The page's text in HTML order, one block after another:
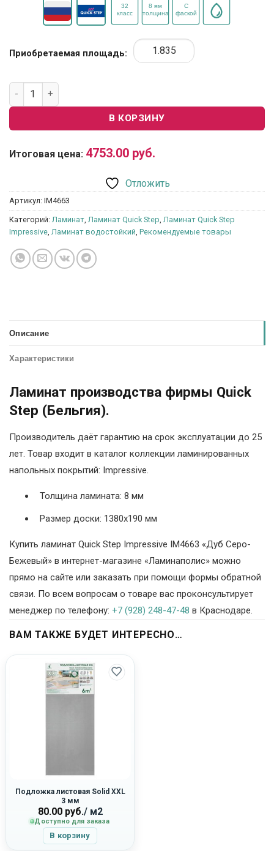
Приобретаемая площадь:
Количество товара Ламинат Quick Step Impressive
В КОРЗИНУ
Итоговая цена: 4753.00 руб.
Отложить
Артикул: IM4663
Категорий: Ламинат Ламинат Quick Step Ламинат Quick Step
Impressive Ламинат водостойкий Рекомендуемые товары
Описание
Характеристики
Ламинат производства фирмы Quick
Step (Бельгия).
Производитель даёт гарантию на срок эксплуатации до 25
лет. Товар входит в каталог коллекции ламинированных
напольных покрытий: Impressive.
Толщина ламината: 8 мм
Размер доски: 1380х190 мм
Купить ламинат Quick Step Impressive IM4663 «Дуб Серо-
Бежевый» в интернет-магазине «Ламинаполис» можно
прямо на сайте или заказать при помощи формы обратной
связи. По всем вопросам о товаре вас проконсультирует
менеджер по телефону: +7 (928) 248-47-48 в Краснодаре.
ВАМ ТАКЖЕ БУДЕТ ИНТЕРЕСНО…
Подложка листовая Solid XXL
3 мм
80.00руб./ м2
Доступно для заказа
В корзину